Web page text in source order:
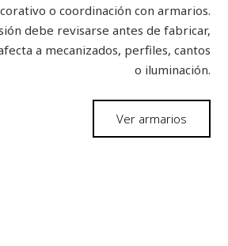
o coordinación con armarios.
debe revisarse antes de fabricar,
a mecanizados, perfiles, cantos
o iluminación.
Ver armarios